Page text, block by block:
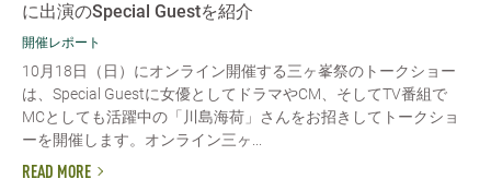
に出演のSpecial Guestを紹介
開催レポート
10月18日（日）にオンライン開催する三ヶ峯祭のトークショー
は、Special Guestに女優としてドラマやCM、そしてTV番組で
MCとしても活躍中の「川島海荷」さんをお招きしてトークショ
ーを開催します。オンライン三ヶ...
READ MORE